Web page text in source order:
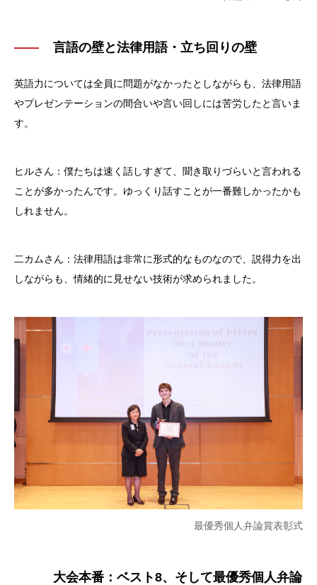
言語の壁と法律用語・立ち回りの壁
英語力については全員に問題がなかったとしながらも、法律用語
やプレゼンテーションの間合いや言い回しには苦労したと言いま
す。
ヒルさん：僕たちは速く話しすぎて、聞き取りづらいと言われる
ことが多かったんです。ゆっくり話すことが一番難しかったかも
しれません。
二カムさん：法律用語は非常に形式的なものなので、説得力を出
しながらも、情緒的に見せない技術が求められました。
最優秀個人弁論賞表彰式
大会本番：ベスト8、そして最優秀個人弁論